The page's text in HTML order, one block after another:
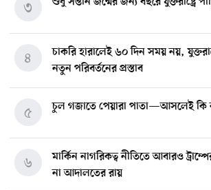
৩
চাকরি হারালেই ৬০ দিন সময় নয়,
নতুন পরিবর্তনের প্রস্তাব
৪
চুল গজাতে পেয়ারা পাতা—আসলেই কি
৫
মার্কিন নাগরিকত্ব নীতিতে আবারও
না আদালতের রায়
৬